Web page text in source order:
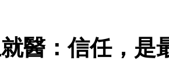
醫：信任，是